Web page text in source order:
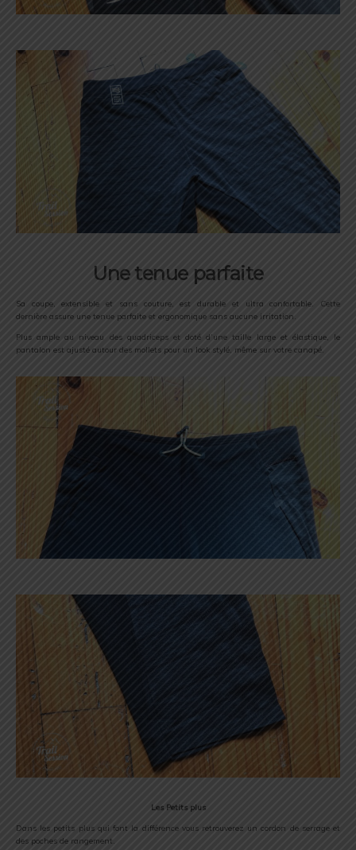
Une tenue parfaite
Sa coupe, extensible et sans couture, est durable et ultra confortable. Cette
dernière assure une tenue parfaite et ergonomique sans aucune irritation.
Plus ample au niveau des quadriceps et doté d’une taille large et élastique, le
pantalon est ajusté autour des mollets pour un look stylé, même sur votre canapé.
Les Petits plus
Dans les petits plus qui font la différence vous retrouverez un cordon de serrage et
des poches de rangement.